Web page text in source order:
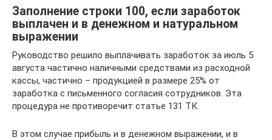
Заполнение строки 100, если заработок
выплачен и в денежном и натуральном
выражении
Руководство решило выплачивать заработок за июль 5
августа частично наличными средствами из расходной
кассы, частично – продукцией в размере 25% от
заработка с письменного согласия сотрудников. Эта
процедура не противоречит статье 131 ТК.
В этом случае прибыль и в денежном выражении, и в